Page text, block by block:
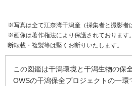
※写真は全て江奈湾干潟産（採集者と撮影者
※画像は著作権法により保護されております
断転載・複製等は堅くお断りいたします。
この図鑑は干潟環境と干潟生物の保
OWSの干潟保全プロジェクトの一